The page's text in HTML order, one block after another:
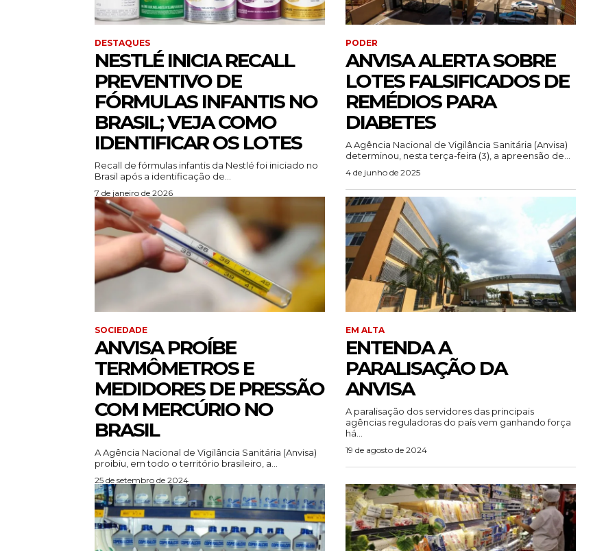
DESTAQUES
NESTLÉ INICIA RECALL
PREVENTIVO DE
FÓRMULAS INFANTIS NO
BRASIL; VEJA COMO
IDENTIFICAR OS LOTES
Recall de fórmulas infantis da Nestlé foi iniciado no
Brasil após a identificação de...
7 de janeiro de 2026
PODER
ANVISA ALERTA SOBRE
LOTES FALSIFICADOS DE
REMÉDIOS PARA
DIABETES
A Agência Nacional de Vigilância Sanitária (Anvisa)
determinou, nesta terça-feira (3), a apreensão de...
4 de junho de 2025
SOCIEDADE
ANVISA PROÍBE
TERMÔMETROS E
MEDIDORES DE PRESSÃO
COM MERCÚRIO NO
BRASIL
A Agência Nacional de Vigilância Sanitária (Anvisa)
proibiu, em todo o território brasileiro, a...
25 de setembro de 2024
EM ALTA
ENTENDA A
PARALISAÇÃO DA
ANVISA
A paralisação dos servidores das principais
agências reguladoras do país vem ganhando força
há...
19 de agosto de 2024